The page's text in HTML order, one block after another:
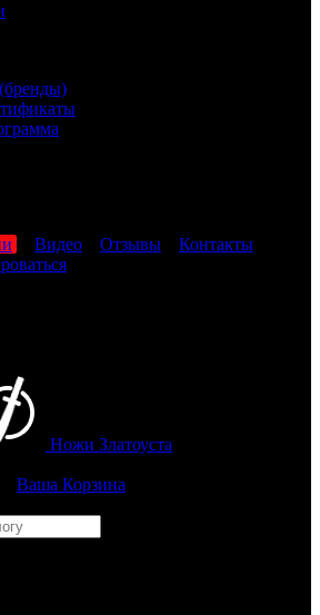
Видео Отзывы
Контакты
Ножи Златоуста
Ваша Корзина